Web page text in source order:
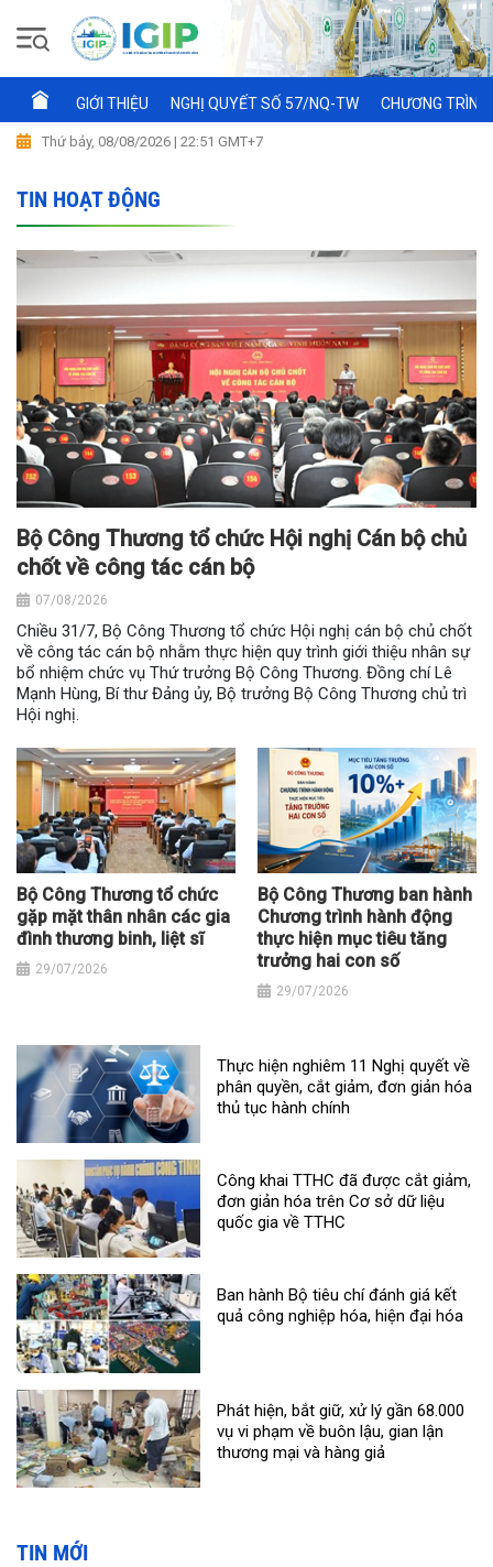
GIỚI THIỆU NGHỊ QUYẾT SỐ 57/NQ-TW CHƯƠNG
Thứ bảy, 08/08/2026 | 22:51 GMT+7
TIN HOẠT ĐỘNG
Bộ Công Thương tổ chức Hội nghị Cán bộ chủ
chốt về công tác cán bộ
07/08/2026
Chiều 31/7, Bộ Công Thương tổ chức Hội nghị cán bộ chủ chốt
về công tác cán bộ nhằm thực hiện quy trình giới thiệu nhân sự
bổ nhiệm chức vụ Thứ trưởng Bộ Công Thương. Đồng chí Lê
Mạnh Hùng, Bí thư Đảng ủy, Bộ trưởng Bộ Công Thương chủ trì
Hội nghị.
Bộ Công Thương tổ chức
gặp mặt thân nhân các gia
đình thương binh, liệt sĩ
29/07/2026
Bộ Công Thương ban hành
Chương trình hành động
thực hiện mục tiêu tăng
trưởng hai con số
29/07/2026
Thực hiện nghiêm 11 Nghị quyết về
phân quyền, cắt giảm, đơn giản hóa
thủ tục hành chính
Công khai TTHC đã được cắt giảm,
đơn giản hóa trên Cơ sở dữ liệu
quốc gia về TTHC
Ban hành Bộ tiêu chí đánh giá kết
quả công nghiệp hóa, hiện đại hóa
Phát hiện, bắt giữ, xử lý gần 68.000
vụ vi phạm về buôn lậu, gian lận
thương mại và hàng giả
TIN MỚI